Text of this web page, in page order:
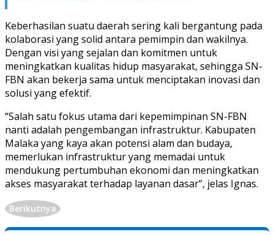
Keberhasilan suatu daerah sering kali bergantung pada
kolaborasi yang solid antara pemimpin dan wakilnya.
Dengan visi yang sejalan dan komitmen untuk
meningkatkan kualitas hidup masyarakat, sehingga SN-
FBN akan bekerja sama untuk menciptakan inovasi dan
solusi yang efektif.
“Salah satu fokus utama dari kepemimpinan SN-FBN
nanti adalah pengembangan infrastruktur. Kabupaten
Malaka yang kaya akan potensi alam dan budaya,
memerlukan infrastruktur yang memadai untuk
mendukung pertumbuhan ekonomi dan meningkatkan
akses masyarakat terhadap layanan dasar”, jelas Ignas.
Berikutnya